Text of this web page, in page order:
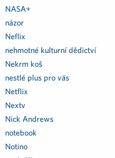
NASA+
názor
Neflix
nehmotné kulturní dědictví
Nekrm koš
nestlé plus pro vás
Netflix
Nextv
Nick Andrews
notebook
Notino